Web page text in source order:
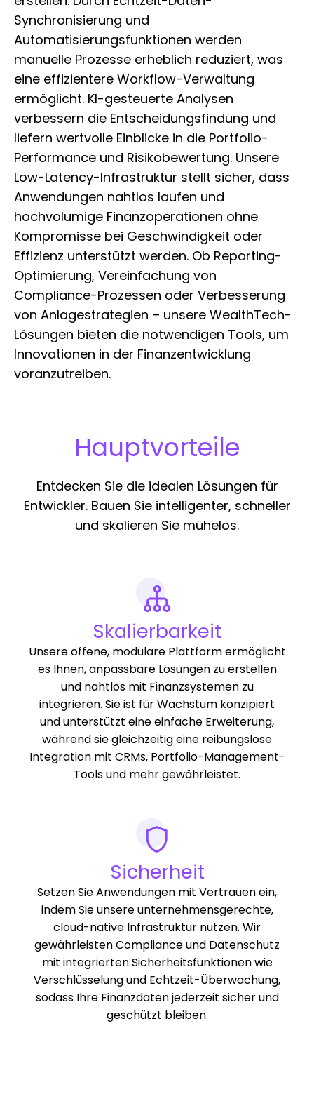
Synchronisierung und
Automatisierungsfunktionen werden
manuelle Prozesse erheblich reduziert, was
eine effizientere Workflow-Verwaltung
ermöglicht. KI-gesteuerte Analysen
verbessern die Entscheidungsfindung und
liefern wertvolle Einblicke in die Portfolio-
Performance und Risikobewertung. Unsere
Low-Latency-Infrastruktur stellt sicher, dass
Anwendungen nahtlos laufen und
hochvolumige Finanzoperationen ohne
Kompromisse bei Geschwindigkeit oder
Effizienz unterstützt werden. Ob Reporting-
Optimierung, Vereinfachung von
Compliance-Prozessen oder Verbesserung
von Anlagestrategien – unsere WealthTech-
Lösungen bieten die notwendigen Tools, um
Innovationen in der Finanzentwicklung
voranzutreiben.
Hauptvorteile
Entdecken Sie die idealen Lösungen für
Entwickler. Bauen Sie intelligenter, schneller
und skalieren Sie mühelos.
Skalierbarkeit
Unsere offene, modulare Plattform ermöglicht
es Ihnen, anpassbare Lösungen zu erstellen
und nahtlos mit Finanzsystemen zu
integrieren. Sie ist für Wachstum konzipiert
und unterstützt eine einfache Erweiterung,
während sie gleichzeitig eine reibungslose
Integration mit CRMs, Portfolio-Management-
Tools und mehr gewährleistet.
Sicherheit
Setzen Sie Anwendungen mit Vertrauen ein,
indem Sie unsere unternehmensgerechte,
cloud-native Infrastruktur nutzen. Wir
gewährleisten Compliance und Datenschutz
mit integrierten Sicherheitsfunktionen wie
Verschlüsselung und Echtzeit-Überwachung,
sodass Ihre Finanzdaten jederzeit sicher und
geschützt bleiben.